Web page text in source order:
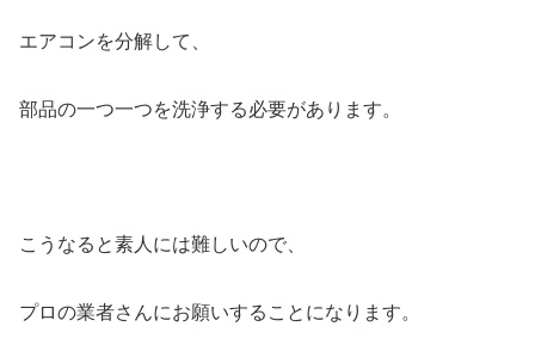
エアコンを分解して、
部品の一つ一つを洗浄する必要があります。
こうなると素人には難しいので、
プロの業者さんにお願いすることになります。